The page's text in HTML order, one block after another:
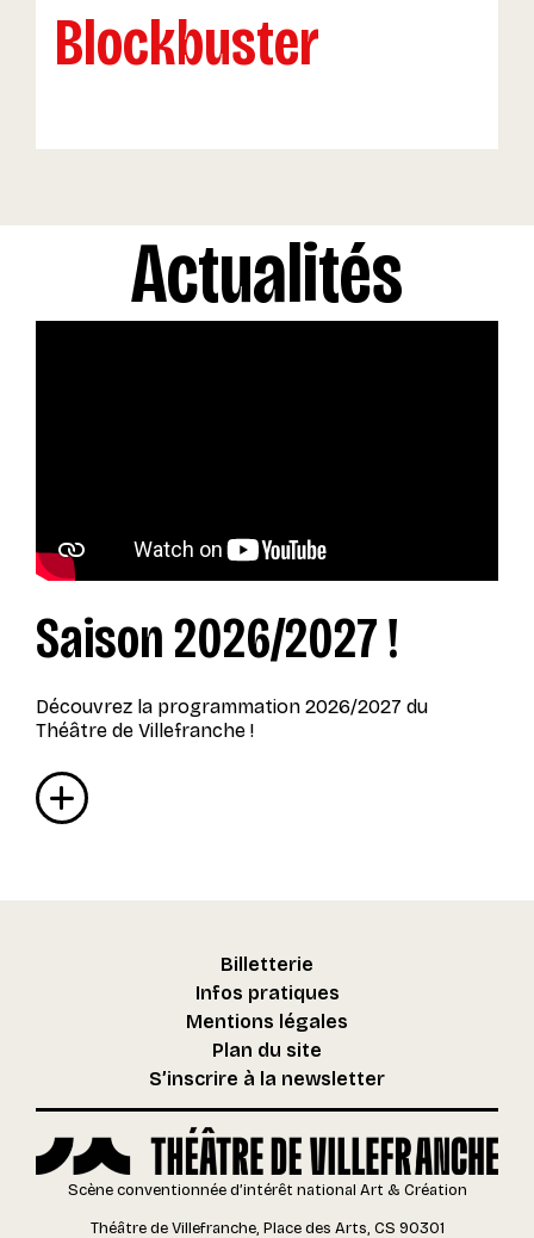
Blockbuster
Actualités
Saison 2026/2027 !
Découvrez la programmation 2026/2027 du
Théâtre de Villefranche !
Billetterie
Infos pratiques
Mentions légales
Plan du site
S’inscrire à la newsletter
Scène conventionnée d’intérêt national Art & Création
Théâtre de Villefranche, Place des Arts, CS 90301